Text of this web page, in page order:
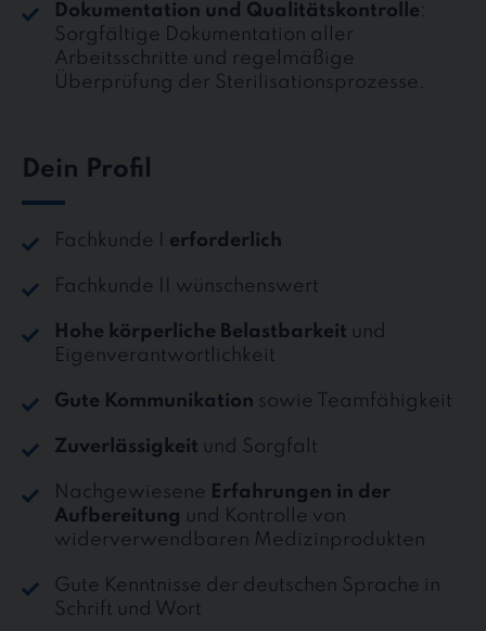
Dokumentation und Qualitätskontrolle:
Sorgfältige Dokumentation aller
Arbeitsschritte und regelmäßige
Überprüfung der Sterilisationsprozesse.
Dein Profil
Fachkunde I erforderlich
Fachkunde II wünschenswert
Hohe körperliche Belastbarkeit und
Eigenverantwortlichkeit
Gute Kommunikation sowie Teamfähigkeit
Zuverlässigkeit und Sorgfalt
Nachgewiesene
Erfahrungen in der
Aufbereitung und Kontrolle von
widerverwendbaren Medizinprodukten
Gute Kenntnisse der deutschen Sprache in
Schrift und Wort